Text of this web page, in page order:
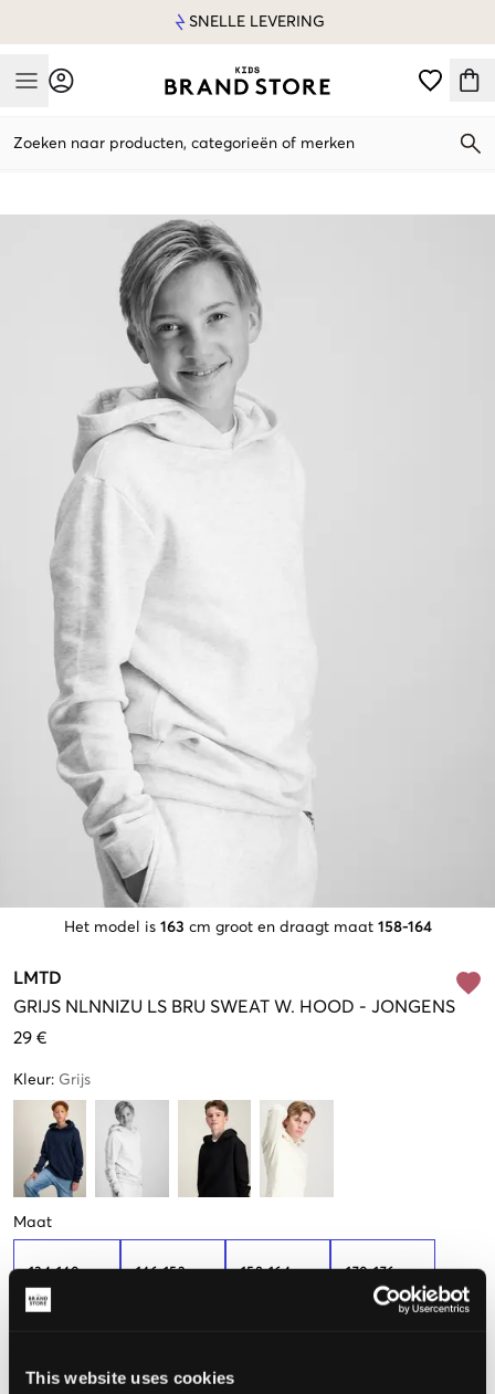
This website uses cookies
SNELLE LEVERING
Mobile Menu
Zoeken naar producten, categorieën of merken
Het model is 163 cm groot en draagt maat 158-164
LMTD
GRIJS NLNNIZU LS BRU SWEAT W. HOOD - JONGENS
29 €
Kleur: Grijs
Maat
134-140 cm
Weinig
146-152 cm 158-164 cm 170-176 cm
De maat lijkt